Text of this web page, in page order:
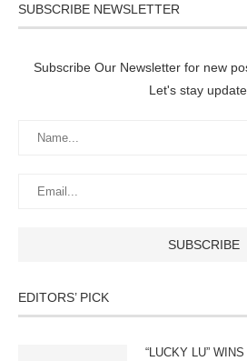
SUBSCRIBE NEWSLETTER
Subscribe Our Newsletter for new
Let's stay
EDITORS’ PICK
“LUCKY LU”